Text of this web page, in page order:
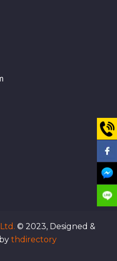
© 2023, Designed &
thdirectory